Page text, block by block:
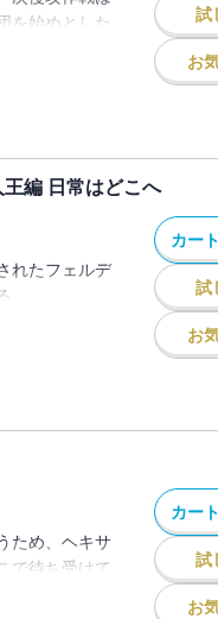
れらをクリア
転移門を開く
いう存在は静
々な出来事
休む暇もあり
ろ頑張るぞ六
くされてしま
つ、異世界か
をどうぞご覧
く環境が平穏
れます。
始。
してしまった
。
・・・・彼ら
を始めとした
事堂前に集結
戦を開始。
田の救出作
騎士団が議事
乙葉浩介たち
からの侵略軍
ます。
試
お
編 日常はどこへ
れたフェルデ
異世界へと強
隠れ住んで
損した魔力
進軍が始まり
暴走を抑えた
カー
試
お
ため、ヘキサ
で待ち受けて
撃的な再会。
カー
試
お